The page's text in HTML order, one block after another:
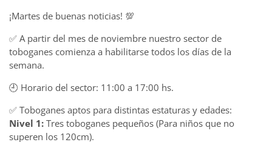
¡Martes de buenas noticias! 💯
✅ A partir del mes de noviembre nuestro sector de
toboganes comienza a habilitarse todos los días de la
semana.
🕘 Horario del sector: 11:00 a 17:00 hs.
✅ Toboganes aptos para distintas estaturas y edades:
Nivel 1: Tres toboganes pequeños (Para niños que no
superen los 120cm).